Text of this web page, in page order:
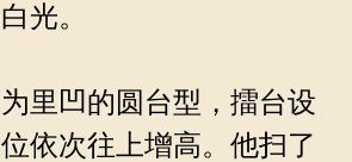
光。
里凹的圆台型，擂台设
依次往上增高。他扫了